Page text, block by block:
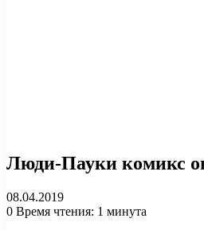
Люди-Пауки комикс
08.04.2019
0 Время чтения: 1 минута